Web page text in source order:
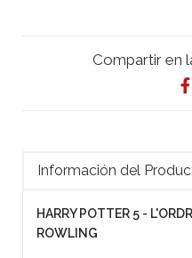
Compartir en
Información del
HARRY POTTER 5 -
ROWLING